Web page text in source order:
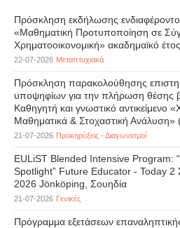
Πρόσκληση εκδήλωσης
«Μαθηματική Προτυποποίηση σε
Χρηματοοικονομική» ακαδημαϊκό
22-07-2026 Μεταπτυχιακά
Πρόσκληση παρακολούθησης
υποψηφίων για την πλήρωση θέσης
Καθηγητή και γνωστικό αντικείμενο
Μαθηματικά & Στοχαστική Ανάλυση»
21-07-2026 Προκηρύξεις - Διαγωνισμοί
EULiST Blended Intensive Program:
Spotlight” Future Educator - Today 2
2026 Jönköping, Σουηδία
21-07-2026 Γενικές
Πρόγραμμα εξετάσεων